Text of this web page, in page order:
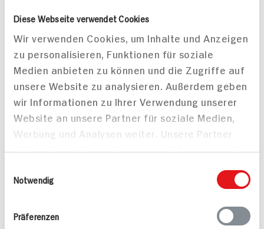
Diese Webseite verwendet Cookies
Wir verwenden Cookies, um Inhalte und Anzeigen
zu personalisieren, Funktionen für soziale
Medien anbieten zu können und die Zugriffe auf
unsere Website zu analysieren. Außerdem geben
wir Informationen zu Ihrer Verwendung unserer
Website an unsere Partner für soziale Medien,
Werbung und Analysen weiter. Unsere Partner
führen diese Informationen möglicherweise mit
bereitgestellt haben oder die sie im Rahmen
Notwendig
Präferenzen
Mittel
Leicht
Panierte
Spinat-Sellerie-Salat